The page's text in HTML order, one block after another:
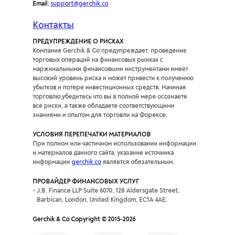
Email: support@gerchik.co
Контакты
ПРЕДУПРЕЖДЕНИЕ О РИСКАХ
Компания Gerchik & Co предупреждает: проведение
торговых операций на финансовых рынках с
маржинальными финансовыми инструментами имеет
высокий уровень риска и может привести к получению
убытков и потере инвестиционных средств. Начиная
торговлю,убедитесь что вы в полной мере осознаете
все риски, а также обладаете соответствующими
знаниями и опытом для торговли на Форексе.
УСЛОВИЯ ПЕРЕПЕЧАТКИ МАТЕРИАЛОВ
При полном или частичном использовании информации
и материалов данного сайта, указание источника
информации gerchik.co является обязательным.
ПРОВАЙДЕР ФИНАНСОВЫХ УСЛУГ
J.B. Finance LLP Suite 6070, 128 Aldersgate Street,
Barbican, London, United Kingdom, EC1A 4AE;
Gerchik & Co Copyright © 2015-2026